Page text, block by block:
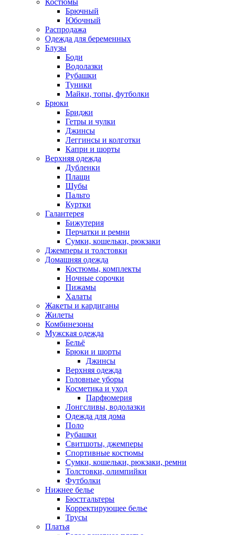
Костюмы
Брючный
Юбочный
Распродажа
Одежда для беременных
Блузы
Боди
Водолазки
Рубашки
Туники
Майки, топы, футболки
Брюки
Бриджи
Гетры и чулки
Джинсы
Леггинсы и колготки
Капри и шорты
Верхняя одежда
Дубленки
Плащи
Шубы
Пальто
Куртки
Галантерея
Бижутерия
Перчатки и ремни
Сумки, кошельки, рюкзаки
Джемперы и толстовки
Домашняя одежда
Костюмы, комплекты
Ночные сорочки
Пижамы
Халаты
Жакеты и кардиганы
Жилеты
Комбинезоны
Мужская одежда
Бельё
Брюки и шорты
Джинсы
Верхняя одежда
Головные уборы
Косметика и уход
Парфюмерия
Лонгсливы, водолазки
Одежда для дома
Поло
Рубашки
Свитшоты, джемперы
Спортивные костюмы
Сумки, кошельки, рюкзаки, ремни
Толстовки, олимпийки
Футболки
Нижнее белье
Бюстгальтеры
Корректирующее белье
Трусы
Платья